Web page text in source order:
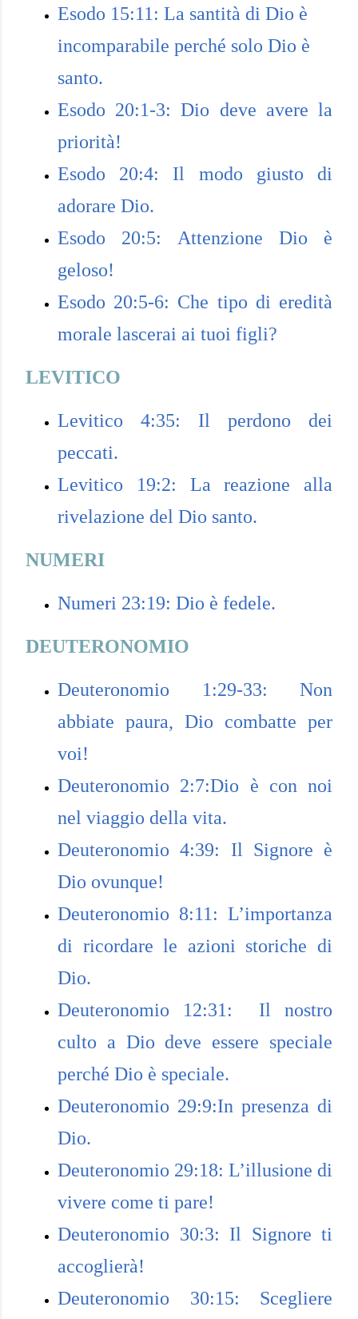
Esodo 15:11: La santità di Dio è
incomparabile perché solo Dio è
santo.
Esodo 20:1-3: Dio deve avere la
priorità!
Esodo 20:4: Il modo giusto di
adorare Dio.
Esodo 20:5: Attenzione Dio è
geloso!
Esodo 20:5-6: Che tipo di eredità
morale lascerai ai tuoi figli?
LEVITICO
Levitico 4:35: Il perdono dei
peccati.
Levitico 19:2: La reazione alla
rivelazione del Dio santo.
NUMERI
Numeri 23:19: Dio è fedele.
DEUTERONOMIO
Deuteronomio 1:29-33: Non
abbiate paura, Dio combatte per
voi!
Deuteronomio 2:7:Dio è con noi
nel viaggio della vita.
Deuteronomio 4:39: Il Signore è
Dio ovunque!
Deuteronomio 8:11: L’importanza
di ricordare le azioni storiche di
Dio.
Deuteronomio 12:31: Il nostro
culto a Dio deve essere speciale
perché Dio è speciale.
Deuteronomio 29:9:In presenza di
Dio.
Deuteronomio 29:18: L’illusione di
vivere come ti pare!
Deuteronomio 30:3: Il Signore ti
accoglierà!
Deuteronomio 30:15: Scegliere